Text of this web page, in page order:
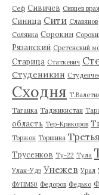
Сеф Сивичев Сивцев
Синица Сити Славянов
Солянка Сорокин
Рязанский Сретенский
Старица Статкевич
Студеникин
Сходня
Таганка Таджикистан
область Тер-Крикоров
Торжок Торшина
Трусенков Ту-22 Тула
Улан-Удэ Унежев Урал
ФУПМ50 Федоров Федько